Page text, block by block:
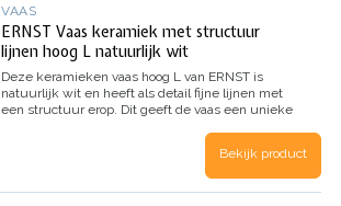
VAAS
ERNST Vaas keramiek met structuur
lijnen hoog L natuurlijk wit
Deze keramieken vaas hoog L van ERNST is
natuurlijk wit en heeft als detail fijne lijnen met
een structuur erop. Dit geeft de vaas een unieke
Bekijk product